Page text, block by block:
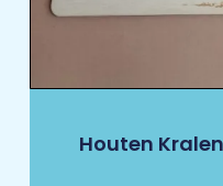
Houten